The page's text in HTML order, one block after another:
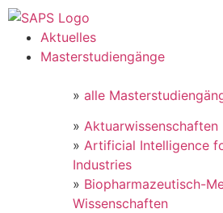
Aktuelles
Masterstudiengänge
» alle
» Aktuarwissenschaften
» Artificial Intelligence
Industries
» Biopharmazeutisch-
Wissenschaften